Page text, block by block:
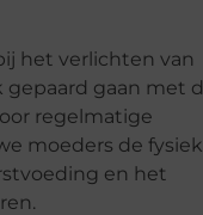
het verlichten van
gepaard gaan met
regelmatige
moeders de
en het